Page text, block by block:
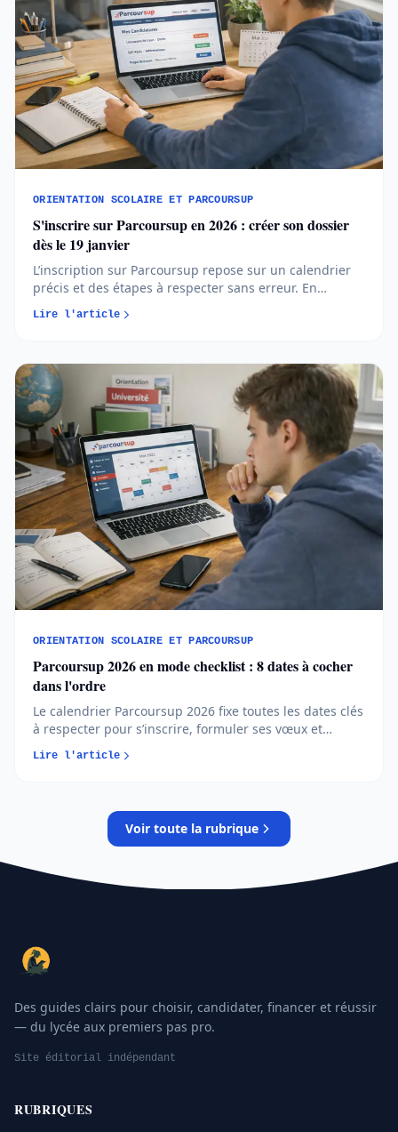
ORIENTATION SCOLAIRE ET PARCOURSUP
S'inscrire sur Parcoursup en 2026 : créer son dossier
dès le 19 janvier
L’inscription sur Parcoursup repose sur un calendrier
précis et des étapes à respecter sans erreur. En
comprenant quand et comment créer votre dossier,
vous avancez plus sereinement et évitez les oublis
Lire l'article
ORIENTATION SCOLAIRE ET PARCOURSUP
Parcoursup 2026 en mode checklist : 8 dates à cocher
dans l'ordre
Le calendrier Parcoursup 2026 fixe toutes les dates clés
à respecter pour s’inscrire, formuler ses vœux et
permet d’éviter les erreurs et de sécuriser son
Lire l'article
Voir toute la rubrique
Des guides clairs pour choisir, candidater, financer et réussir
— du lycée aux premiers pas pro.
Site éditorial indépendant
RUBRIQUES